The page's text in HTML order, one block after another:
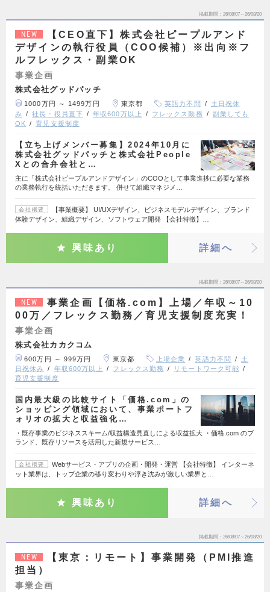
掲載期間 26/08/07～26/08/20
NEW
【CEO直下】株式会社ピープルアンド
デザインの執行役員（COO候補）※出向※フ
ルフレックス・副業OK
事業企画
株式会社グッドパッチ
1000万円 ～ 1499万円 東京都 英語力不問
土日祝休
み
社長・役員直下 年収600万以上 フレックス勤務
副業しても
OK
育児支援制度
【立ち上げメンバー募集】2024年10月に
株式会社グッドパッチと株式会社People
Xとの合弁会社と…
主に「株式会社ピープルアンドデザイン」のCOOとして事業進捗に必要な業務
の業務執行を統括いただきます。 併せて組織マネジメ…
会社概要
【事業概要】 UI/UXデザイン、ビジネスモデルデザイン、ブランド
体験デザイン、組織デザイン、ソフトウェア開発 【会社特徴】…
興味あり 詳細へ
掲載期間 26/08/07～26/08/20
NEW
事業企画【価格.com】上場／年収～10
00万／フレックス勤務／育児支援制度充実！
事業企画
株式会社カカクコム
600万円 ～ 999万円 東京都 上場企業 英語力不問
土
日祝休み
年収600万以上 フレックス勤務
リモートワーク可能
育児支援制度
国内最大級の比較サイト「価格.com」の
ショッピング領域において、事業ポートフ
ォリオの拡大と収益強化…
・既存事業のビジネススキーム/収益構造見直しによる収益拡大 ・価格.com のブ
ランド、既存リソースを活用した新規サービス…
会社概要
Webサービス・アプリの企画・開発・運営 【会社特徴】 インターネ
ット業界は、トップ企業の移り変わりや浮き沈みが激しい業界と…
興味あり 詳細へ
掲載期間 26/08/07～26/08/20
NEW
【東京：リモート】事業開発（PMI推進
担当）
事業企画